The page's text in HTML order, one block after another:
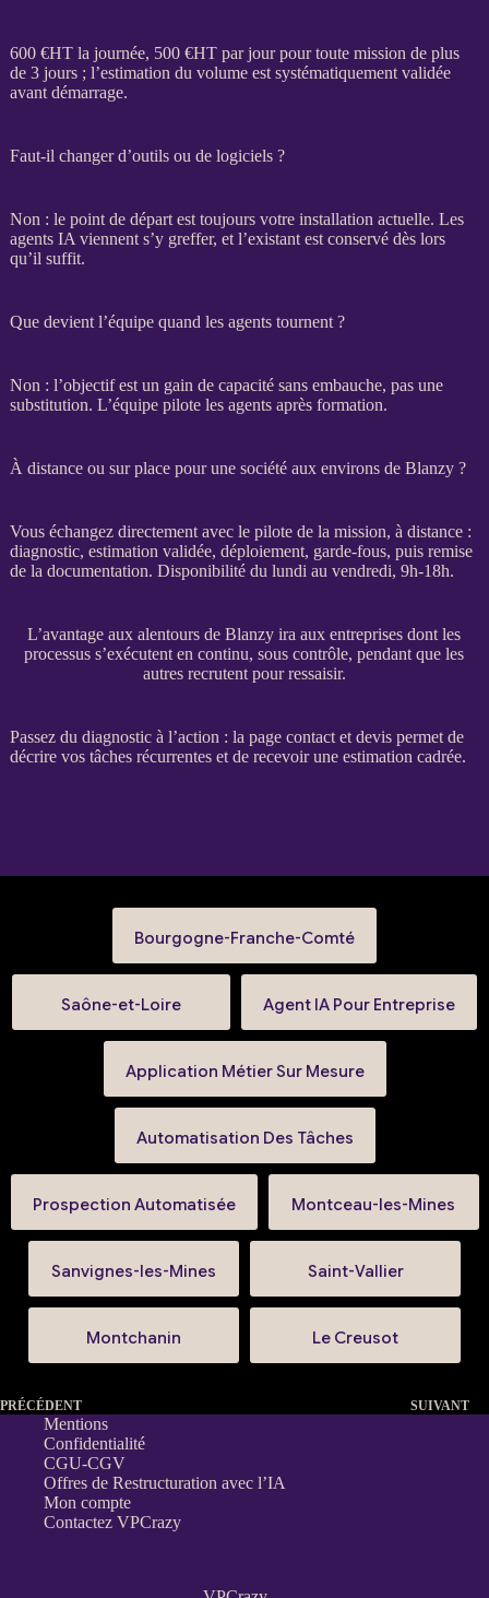
600 €HTla journée, 500 €HTpar jour pour toute mission de plus
de 3 jours ; l’estimation du volume est systématiquement validée
avant démarrage.
Faut-il changer d’outils ou de logiciels ?
Non : le point de départ est toujours votre installation actuelle. Les
agents IA viennent s’y greffer, et l’existant est conservé dès lors
qu’il suffit.
Que devient l’équipe quand les agents tournent ?
Non : l’objectif est un gain de capacité sans embauche, pas une
substitution. L’équipe pilote les agentsaprès formation.
À distance ou sur place pour une société aux environs de Blanzy ?
Vous échangez directement avec le pilote de la mission, à distance :
diagnostic, estimation validée, déploiement, garde-fous, puis remise
de la documentation. Disponibilité du lundi au vendredi, 9h-18h.
L’avantage aux alentours de Blanzy ira aux entreprises dont les
processus s’exécutent en continu, sous contrôle, pendant que les
autres recrutent pour ressaisir.
Passez du diagnostic à l’action : la page contact et devispermet de
décrire vos tâches récurrentes et de recevoir une estimation cadrée.
Bourgogne-Franche-Comté
Saône-et-Loire Agent IA Pour Entreprise
Application Métier Sur Mesure
Automatisation Des Tâches
Prospection Automatisée Montceau-les-Mines
Sanvignes-les-Mines Saint-Vallier
Montchanin Le Creusot
PRÉCÉDENT SUIVANT
Mentions
Confidentialité
CGU-CGV
Offres de Restructuration avec l’IA
Mon compte
Contactez VPCrazy